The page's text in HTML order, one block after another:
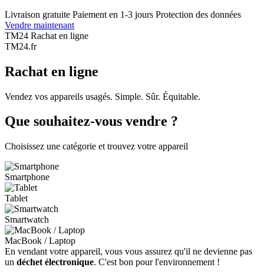
Livraison gratuite Paiement en 1-3 jours Protection des données
Vendre maintenant
TM24 Rachat en ligne
TM24.fr
Rachat en ligne
Vendez vos appareils usagés. Simple. Sûr. Équitable.
Que souhaitez-vous vendre ?
Choisissez une catégorie et trouvez votre appareil
Smartphone
Tablet
Smartwatch
MacBook / Laptop
En vendant votre appareil, vous vous assurez qu'il ne devienne pas
un déchet électronique. C'est bon pour l'environnement !